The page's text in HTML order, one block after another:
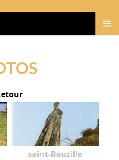
saint-Bauzille